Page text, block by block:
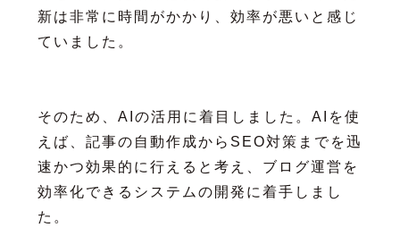
新は非常に時間がかかり、効率が悪いと感じ
ていました。
そのため、AIの活用に着目しました。AIを使
えば、記事の自動作成からSEO対策までを迅
速かつ効果的に行えると考え、ブログ運営を
効率化できるシステムの開発に着手しまし
た。